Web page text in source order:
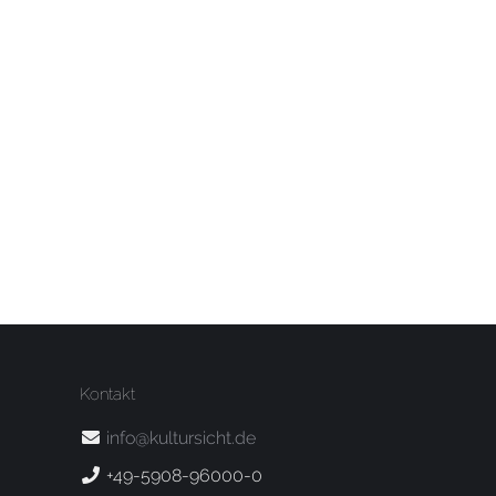
Kontakt
info@kultursicht.de
+49-5908-96000-0